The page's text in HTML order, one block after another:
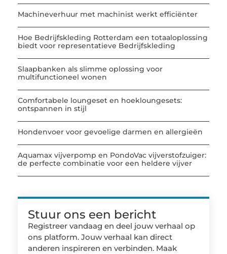
Machineverhuur met machinist werkt efficiënter
Hoe Bedrijfskleding Rotterdam een totaaloplossing
biedt voor representatieve Bedrijfskleding
Slaapbanken als slimme oplossing voor
multifunctioneel wonen
Comfortabele loungeset en hoekloungesets:
ontspannen in stijl
Hondenvoer voor gevoelige darmen en allergieën
Aquamax vijverpomp en PondoVac vijverstofzuiger:
de perfecte combinatie voor een heldere vijver
Stuur ons een bericht
Registreer vandaag en deel jouw verhaal op
ons platform. Jouw verhaal kan direct
anderen inspireren en verbinden. Maak